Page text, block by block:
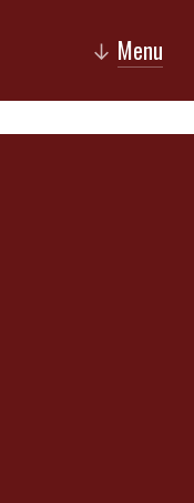
↓ Menu